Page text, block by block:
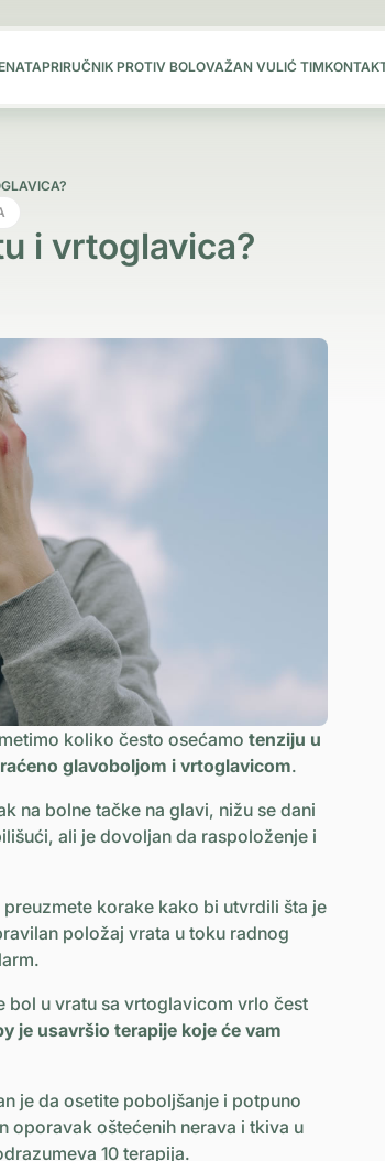
ŽAN VULIĆ TIM
PRIRUČNIK PROTIV BOLOVA
i vrtoglavica?
koliko često osećamo tenziju u
glavoboljom i vrtoglavicom.
na bolne tačke na glavi, nižu se dani
ali je dovoljan da raspoloženje i
preuzmete korake kako bi utvrdili šta je
položaj vrata u toku radnog
bol u vratu sa vrtoglavicom vrlo čest
je usavršio terapije koje će vam
je da osetite poboljšanje i potpuno
oporavak oštećenih nerava i tkiva u
10 terapija.